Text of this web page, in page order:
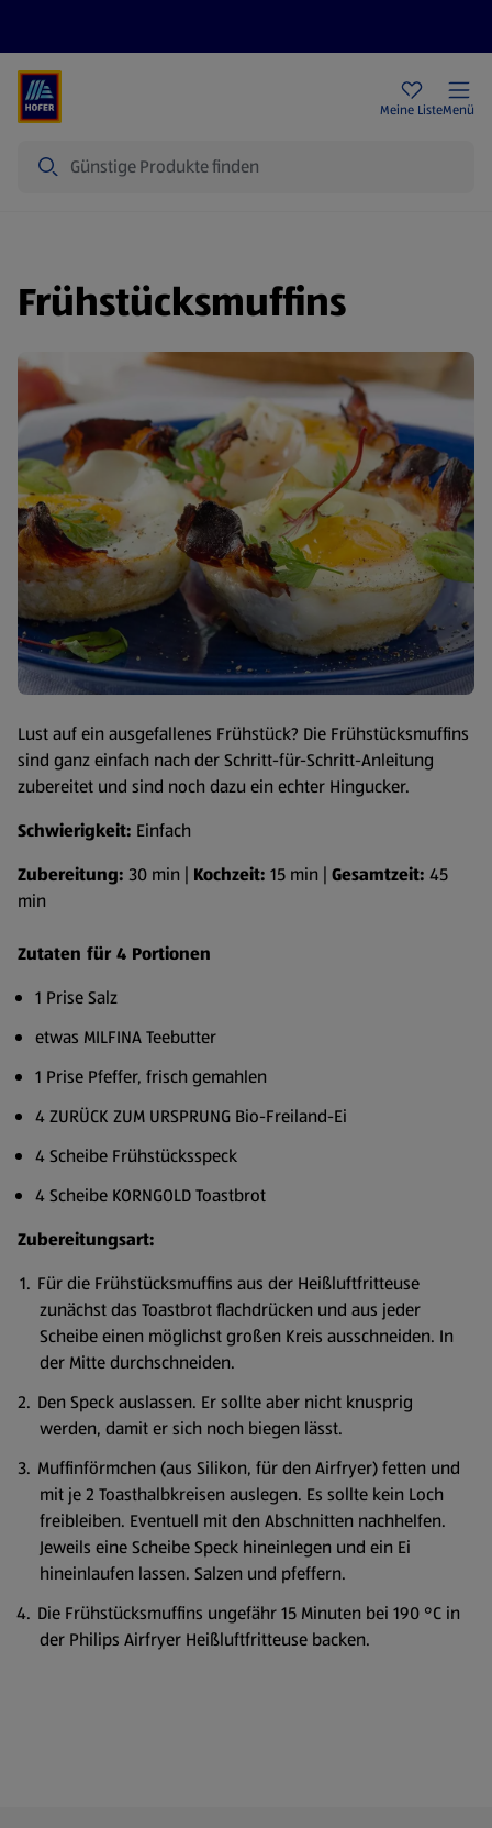
Meine ListeMenü
Frühstücksmuffins
Lust auf ein ausgefallenes Frühstück? Die Frühstücksmuffins
sind ganz einfach nach der Schritt-für-Schritt-Anleitung
zubereitet und sind noch dazu ein echter Hingucker.
Schwierigkeit: Einfach
Zubereitung: 30 min | Kochzeit: 15 min | Gesamtzeit: 45
min
Zutaten für 4 Portionen
1 Prise Salz
etwas MILFINA Teebutter
1 Prise Pfeffer, frisch gemahlen
4 ZURÜCK ZUM URSPRUNG Bio-Freiland-Ei
4 Scheibe Frühstücksspeck
4 Scheibe KORNGOLD Toastbrot
Zubereitungsart:
Für die Frühstücksmuffins aus der Heißluftfritteuse
zunächst das Toastbrot flachdrücken und aus jeder
Scheibe einen möglichst großen Kreis ausschneiden. In
der Mitte durchschneiden.
Den Speck auslassen. Er sollte aber nicht knusprig
werden, damit er sich noch biegen lässt.
Muffinförmchen (aus Silikon, für den Airfryer) fetten und
mit je 2 Toasthalbkreisen auslegen. Es sollte kein Loch
freibleiben. Eventuell mit den Abschnitten nachhelfen.
Jeweils eine Scheibe Speck hineinlegen und ein Ei
hineinlaufen lassen. Salzen und pfeffern.
Die Frühstücksmuffins ungefähr 15 Minuten bei 190 °C in
der Philips Airfryer Heißluftfritteuse backen.